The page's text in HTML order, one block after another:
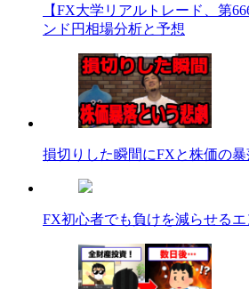
【FX大学リアルトレード、第
ンド円相場分析と予想
損切りした瞬間にFXと株価の
FX初心者でも負けを減らせる